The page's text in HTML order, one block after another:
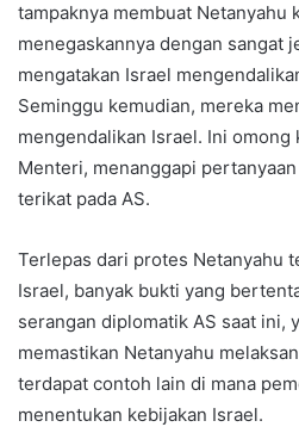
tampaknya membuat Netanyahu
menegaskannya dengan sangat
mengatakan Israel
Seminggu kemudian, mereka
mengendalikan Israel. Ini omong
Menteri, menanggapi
terikat pada AS.
Terlepas dari protes Netanyahu
Israel, banyak bukti yang
serangan diplomatik AS saat ini,
memastikan Netanyahu
terdapat contoh lain di mana
menentukan kebijakan Israel.